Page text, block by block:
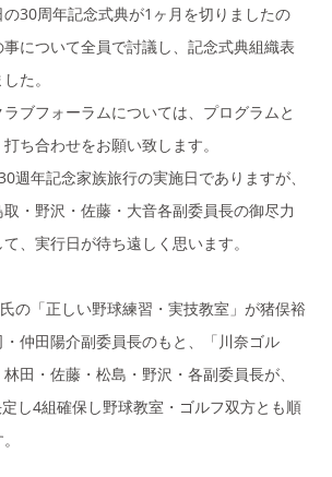
30周年記念式典が1ヶ月を切りましたの
について全員で討議し、記念式典組織表
た。
ブフォーラムについては、プログラムと
ち合わせをお願い致します。
週年記念家族旅行の実施日でありますが、
・野沢・佐藤・大音各副委員長の御尽力
、実行日が待ち遠しく思います。
の「正しい野球練習・実技教室」が猪俣裕
仲田陽介副委員長のもと、「川奈ゴル
田・佐藤・松島・野沢・各副委員長が、
し4組確保し野球教室・ゴルフ双方とも順